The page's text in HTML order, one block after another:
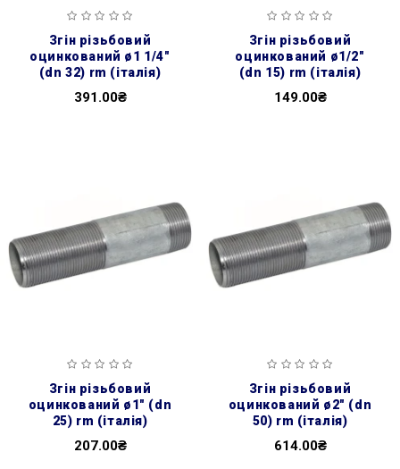
згін різьбовий
оцинкований ø1 1/4″
(dn 32) rm (італія)
391.00₴
згін різьбовий
оцинкований ø1/2″
(dn 15) rm (італія)
149.00₴
згін різьбовий
оцинкований ø1″ (dn
25) rm (італія)
207.00₴
згін різьбовий
оцинкований ø2″ (dn
50) rm (італія)
614.00₴